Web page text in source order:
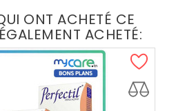
ONT ACHETÉ CE
ACHETÉ: